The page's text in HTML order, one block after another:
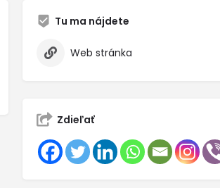
Tu ma nájdete
Web stránka
Zdieľať